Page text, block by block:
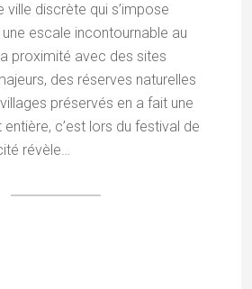
ville discrète qui s’impose
escale incontournable au
proximité avec des sites
des réserves naturelles
préservés en a fait une
c’est lors du festival de
révèle…